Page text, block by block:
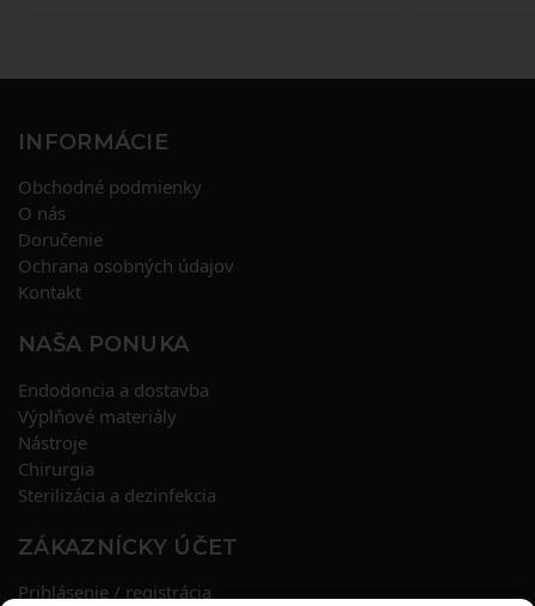
INFORMÁCIE
Obchodné podmienky
O nás
Doručenie
Ochrana osobných údajov
Kontakt
NAŠA PONUKA
Endodoncia a dostavba
Výplňové materiály
Nástroje
Chirurgia
Sterilizácia a dezinfekcia
ZÁKAZNÍCKY ÚČET
Prihlásenie / registrácia